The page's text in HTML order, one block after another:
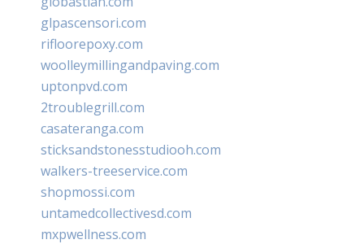
glpascensori.com
rifloorepoxy.com
woolleymillingandpaving.com
uptonpvd.com
2troublegrill.com
casateranga.com
sticksandstonesstudiooh.com
walkers-treeservice.com
shopmossi.com
untamedcollectivesd.com
mxpwellness.com